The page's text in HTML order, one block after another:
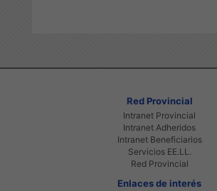
Red Provincial
Intranet Provincial
Intranet Adheridos
Intranet Beneficiarios
Servicios EE.LL.
Red Provincial
Enlaces de interés